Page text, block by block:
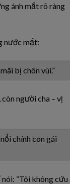
ánh mắt rõ ràng
nước mắt:
bị chôn vùi.”
người cha – vị
chính con gái
“Tôi không cứu